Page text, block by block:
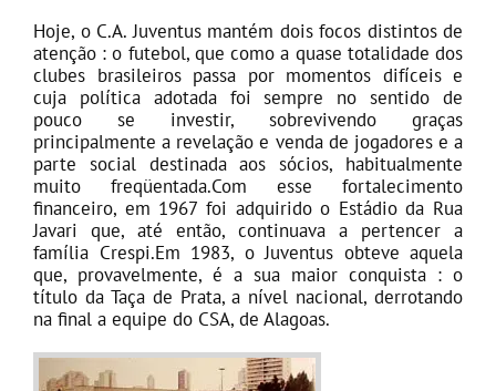
Hoje, o C.A. Juventus mantém dois focos distintos de
atenção : o futebol, que como a quase totalidade dos
clubes brasileiros passa por momentos difíceis e
cuja política adotada foi sempre no sentido de
pouco se investir, sobrevivendo graças
principalmente a revelação e venda de jogadores e a
parte social destinada aos sócios, habitualmente
muito freqüentada.Com esse fortalecimento
financeiro, em 1967 foi adquirido o Estádio da Rua
Javari que, até então, continuava a pertencer a
família Crespi.Em 1983, o Juventus obteve aquela
que, provavelmente, é a sua maior conquista : o
título da Taça de Prata, a nível nacional, derrotando
na final a equipe do CSA, de Alagoas.